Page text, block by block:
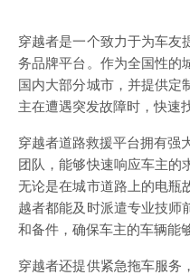
穿越者是一个致力于为车友
务品牌平台。作为全国性的
国内大部分城市，并提供定
主在遭遇突发故障时，快速
穿越者道路救援平台拥有强
团队，能够快速响应车主的
无论是在城市道路上的电瓶
越者都能及时派遣专业技师
和备件，确保车主的车辆能
穿越者还提供紧急拖车服务